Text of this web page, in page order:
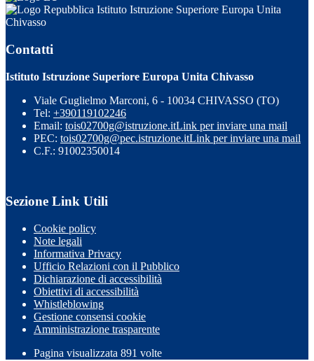
Istituto Istruzione Superiore Europa Unita
Chivasso
Contatti
Istituto Istruzione Superiore Europa Unita Chivasso
Viale Guglielmo Marconi, 6 - 10034 CHIVASSO (TO)
Tel: +390119102246
Email: tois02700g@istruzione.itLink per inviare una mail
PEC: tois02700g@pec.istruzione.itLink per inviare una mail
C.F.: 91002350014
Sezione Link Utili
Cookie policy
Note legali
Informativa Privacy
Ufficio Relazioni con il Pubblico
Dichiarazione di accessibilità
Obiettivi di accessibilità
Whistleblowing
Gestione consensi cookie
Amministrazione trasparente
Pagina visualizzata 891 volte